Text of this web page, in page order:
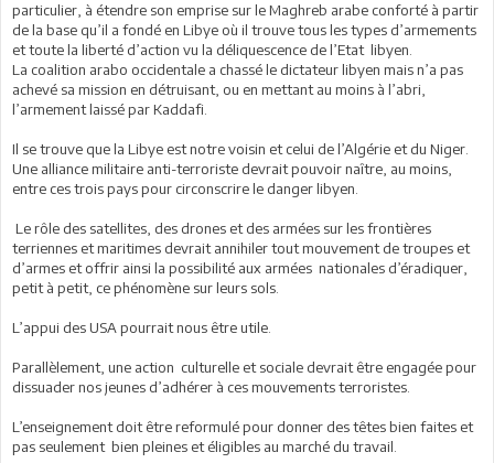
particulier, à étendre son emprise sur le Maghreb arabe conforté à partir
de la base qu’il a fondé en Libye où il trouve tous les types d’armements
et toute la liberté d’action vu la déliquescence de l’Etat libyen.
La coalition arabo occidentale a chassé le dictateur libyen mais n’a pas
achevé sa mission en détruisant, ou en mettant au moins à l’abri,
l’armement laissé par Kaddafi.
Il se trouve que la Libye est notre voisin et celui de l’Algérie et du Niger.
Une alliance militaire anti-terroriste devrait pouvoir naître, au moins,
entre ces trois pays pour circonscrire le danger libyen.
Le rôle des satellites, des drones et des armées sur les frontières
terriennes et maritimes devrait annihiler tout mouvement de troupes et
d’armes et offrir ainsi la possibilité aux armées nationales d’éradiquer,
petit à petit, ce phénomène sur leurs sols.
L’appui des USA pourrait nous être utile.
Parallèlement, une action culturelle et sociale devrait être engagée pour
dissuader nos jeunes d’adhérer à ces mouvements terroristes.
L’enseignement doit être reformulé pour donner des têtes bien faites et
pas seulement bien pleines et éligibles au marché du travail.